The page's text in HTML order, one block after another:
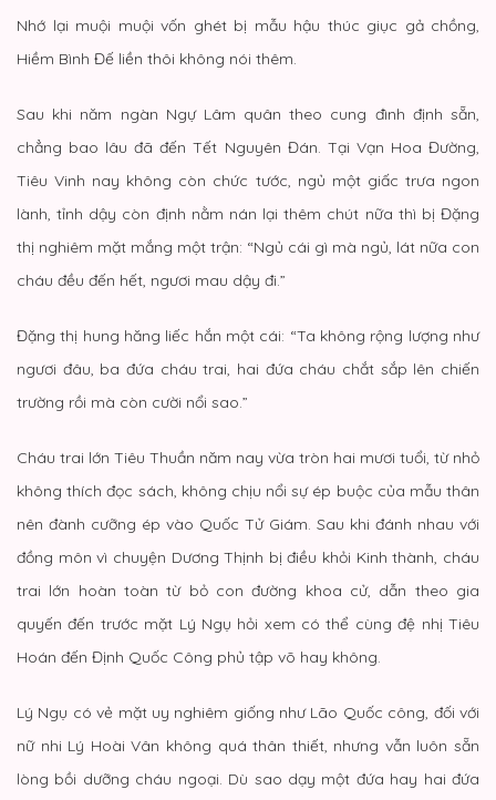
Nhớ lại muội muội vốn ghét bị mẫu hậu thúc giục gả chồng,
Hiềm Bình Đế liền thôi không nói thêm.
Sau khi năm ngàn Ngự Lâm quân theo cung đình định sẵn,
chẳng bao lâu đã đến Tết Nguyên Đán. Tại Vạn Hoa Đường,
Tiêu Vinh nay không còn chức tước, ngủ một giấc trưa ngon
lành, tỉnh dậy còn định nằm nán lại thêm chút nữa thì bị Đặng
thị nghiêm mặt mắng một trận: “Ngủ cái gì mà ngủ, lát nữa con
cháu đều đến hết, ngươi mau dậy đi.”
Đặng thị hung hăng liếc hắn một cái: “Ta không rộng lượng như
ngươi đâu, ba đứa cháu trai, hai đứa cháu chắt sắp lên chiến
trường rồi mà còn cười nổi sao.”
Cháu trai lớn Tiêu Thuần năm nay vừa tròn hai mươi tuổi, từ nhỏ
không thích đọc sách, không chịu nổi sự ép buộc của mẫu thân
nên đành cưỡng ép vào Quốc Tử Giám. Sau khi đánh nhau với
đồng môn vì chuyện Dương Thịnh bị điều khỏi Kinh thành, cháu
trai lớn hoàn toàn từ bỏ con đường khoa cử, dẫn theo gia
quyến đến trước mặt Lý Ngụ hỏi xem có thể cùng đệ nhị Tiêu
Hoán đến Định Quốc Công phủ tập võ hay không.
Lý Ngụ có vẻ mặt uy nghiêm giống như Lão Quốc công, đối với
nữ nhi Lý Hoài Vân không quá thân thiết, nhưng vẫn luôn sẵn
lòng bồi dưỡng cháu ngoại. Dù sao dạy một đứa hay hai đứa